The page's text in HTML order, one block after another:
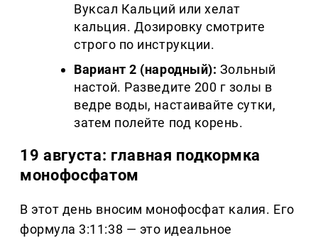
Вуксал Кальций или хелат
кальция. Дозировку смотрите
строго по инструкции.
Вариант 2 (народный): Зольный
настой. Разведите 200 г золы в
ведре воды, настаивайте сутки,
затем полейте под корень.
19 августа: главная подкормка
монофосфатом
В этот день вносим монофосфат калия. Его
формула 3:11:38 — это идеальное